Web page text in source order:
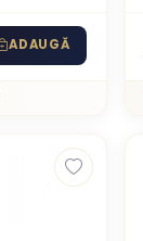
ADAUGĂ